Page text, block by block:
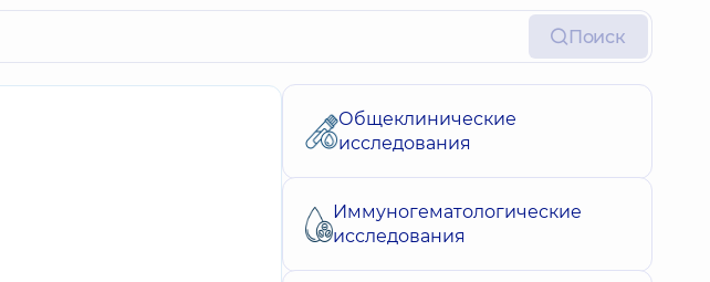
Поиск
Общеклинические
исследования
Иммуногематологические
исследования